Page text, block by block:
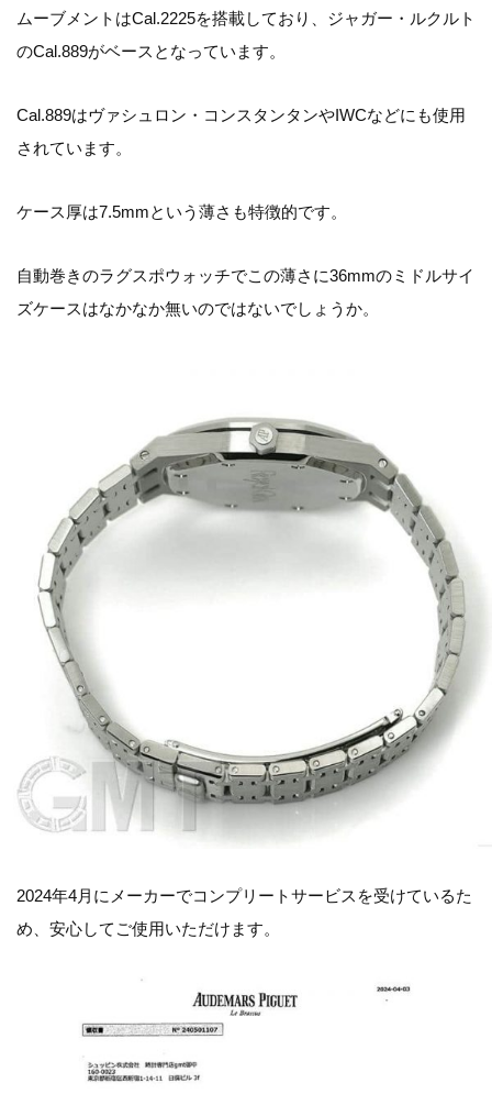
ムーブメントはCal.2225を搭載しており、ジャガー・ルクルト
のCal.889がベースとなっています。
Cal.889はヴァシュロン・コンスタンタンやIWCなどにも使用
されています。
ケース厚は7.5mmという薄さも特徴的です。
自動巻きのラグスポウォッチでこの薄さに36mmのミドルサイ
ズケースはなかなか無いのではないでしょうか。
2024年4月にメーカーでコンプリートサービスを受けているた
め、安心してご使用いただけます。